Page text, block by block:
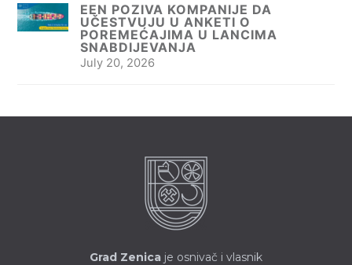
EEN POZIVA KOMPANIJE DA
UČESTVUJU U ANKETI O
POREMEĆAJIMA U LANCIMA
SNABDIJEVANJA
July 20, 2026
Grad Zenica je osnivač i vlasnik